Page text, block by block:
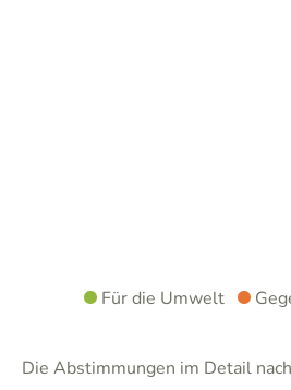
Für die Umwelt
Die Abstimmungen im Detail